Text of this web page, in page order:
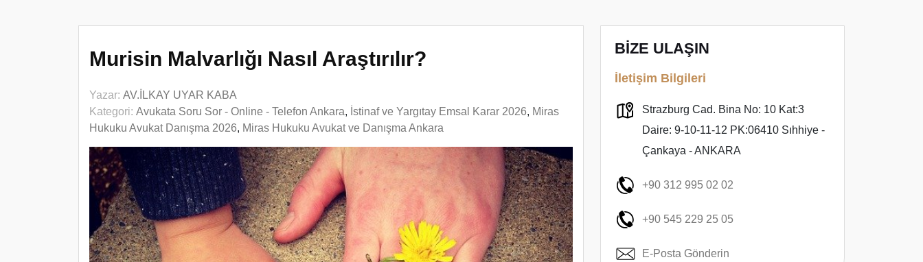
Murisin Malvarlığı Nasıl Araştırılır?
Yazar: AV.İLKAY UYAR KABA
Kategori: Avukata Soru Sor - Online - Telefon Ankara, İstinaf ve Yargıtay Emsal Karar 2026, Miras
Hukuku Avukat Danışma 2026, Miras Hukuku Avukat ve Danışma Ankara
BİZE ULAŞIN
İletişim Bilgileri
Strazburg Cad. Bina No: 10 Kat:3
Daire: 9-10-11-12 PK:06410 Sıhhiye -
Çankaya - ANKARA
+90 312 995 02 02
+90 545 229 25 05
E-Posta Gönderin